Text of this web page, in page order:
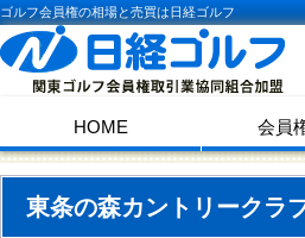
ゴルフ会員権の相場と売買は日経ゴルフ
HOME 会員
東条の森カントリークラ